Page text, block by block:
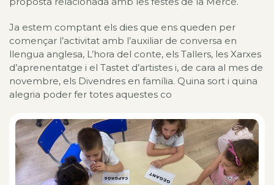
Ja estem comptant els dies que ens queden per
començar l’activitat amb l’auxiliar de conversa en
llengua anglesa, L’hora del conte, els Tallers, les Xarxes
d’aprenentatge i el Tastet d’artistes i, de cara al mes de
novembre, els Divendres en família. Quina sort i quina
alegria poder fer totes aquestes co